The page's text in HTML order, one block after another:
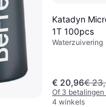
Katadyn
1T 100pcs
Waterzuivering
€ 20,96€
Of 3
4 winkels